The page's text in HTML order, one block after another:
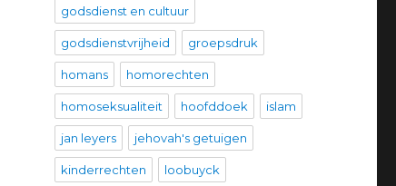
godsdienst en cultuur
godsdienstvrijheid groepsdruk
homans homorechten
homoseksualiteit hoofddoek islam
jan leyers jehovah's getuigen
kinderrechten loobuyck